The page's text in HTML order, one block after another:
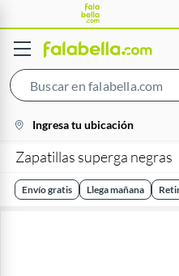
location-
icon
Ingresa tu ubicación
Zapatillas superga negras
Envío gratis Llega mañana